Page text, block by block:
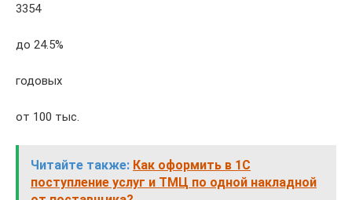
3354
до 24.5%
годовых
от 100 тыс.
Читайте также: Как оформить в 1С
поступление услуг и ТМЦ по одной накладной